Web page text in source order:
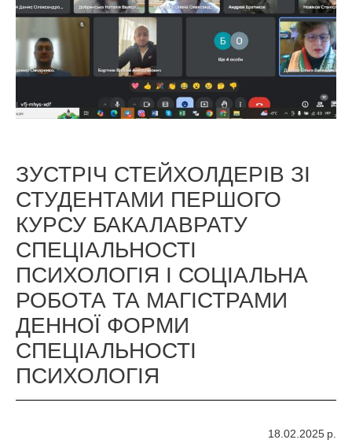
ЗУСТРІЧ СТЕЙХОЛДЕРІВ ЗІ
СТУДЕНТАМИ ПЕРШОГО
КУРСУ БАКАЛАВРАТУ
СПЕЦІАЛЬНОСТІ
ПСИХОЛОГІЯ І СОЦІАЛЬНА
РОБОТА ТА МАГІСТРАМИ
ДЕННОЇ ФОРМИ
СПЕЦІАЛЬНОСТІ
ПСИХОЛОГІЯ
18.02.2025 р.